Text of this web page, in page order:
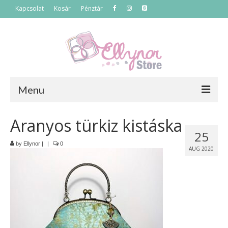
Kapcsolat Kosár Pénztár
Menu
Termékek
Akciós termékek
Táskák
Neszeszerek
25
AUG 2020
Aranyos türkiz kistáska
by Ellynor | | 0